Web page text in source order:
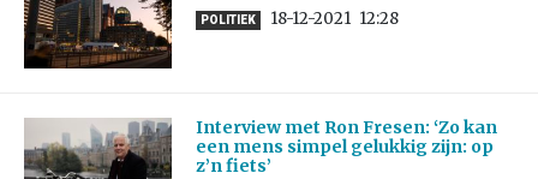
POLITIEK 18-12-2021 12:28
Interview met Ron Fresen: ‘Zo kan
een mens simpel gelukkig zijn: op
z’n fiets’